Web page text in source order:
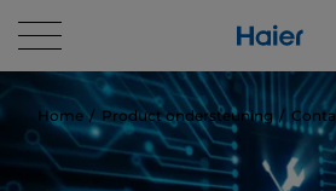
Home Product ondersteuning